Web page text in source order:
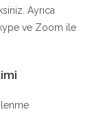
Ayrıca
ve Zoom ile